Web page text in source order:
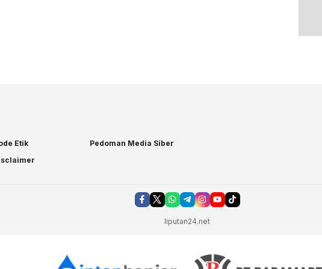
Etik
Pedoman Media Siber
liputan24.net